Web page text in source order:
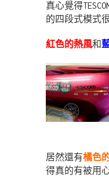
真心覺得
的四段式模式
紅色的熱風和
居然還有橘色
得真的有被用